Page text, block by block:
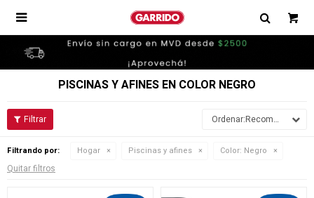

PISCINAS Y AFINES EN COLOR NEGRO
Recomendados
Filtrando por: Hogar Piscinas y afines Color: Negro
Quitar filtros